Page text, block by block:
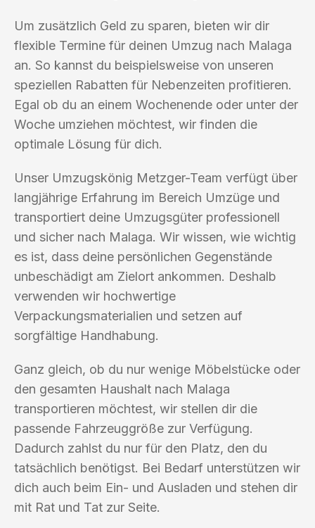
Um zusätzlich Geld zu sparen, bieten wir dir
flexible Termine für deinen Umzug nach Malaga
an. So kannst du beispielsweise von unseren
speziellen Rabatten für Nebenzeiten profitieren.
Egal ob du an einem Wochenende oder unter der
Woche umziehen möchtest, wir finden die
optimale Lösung für dich.
Unser Umzugskönig Metzger-Team verfügt über
langjährige Erfahrung im Bereich Umzüge und
transportiert deine Umzugsgüter professionell
und sicher nach Malaga. Wir wissen, wie wichtig
es ist, dass deine persönlichen Gegenstände
unbeschädigt am Zielort ankommen. Deshalb
verwenden wir hochwertige
Verpackungsmaterialien und setzen auf
sorgfältige Handhabung.
Ganz gleich, ob du nur wenige Möbelstücke oder
den gesamten Haushalt nach Malaga
transportieren möchtest, wir stellen dir die
passende Fahrzeuggröße zur Verfügung.
Dadurch zahlst du nur für den Platz, den du
tatsächlich benötigst. Bei Bedarf unterstützen wir
dich auch beim Ein- und Ausladen und stehen dir
mit Rat und Tat zur Seite.